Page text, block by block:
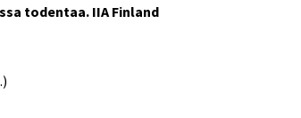
todentaa. IIA Finland